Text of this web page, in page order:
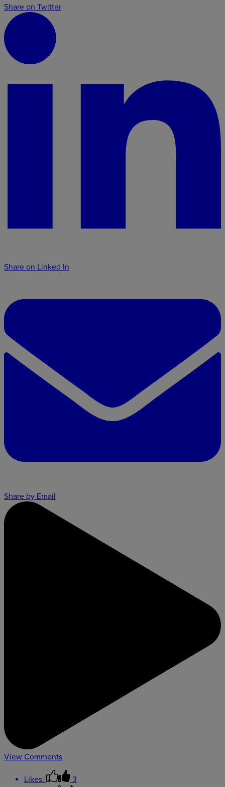
Share on Twitter
Share on Linked In
Share by Email
View Comments
Likes: 3